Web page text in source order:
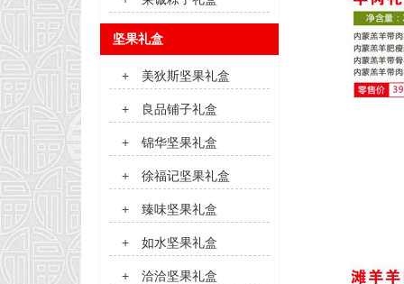
坚果礼盒
+ 美狄斯坚果礼盒
+ 良品铺子礼盒
+ 锦华坚果礼盒
+ 徐福记坚果礼盒
+ 臻味坚果礼盒
+ 如水坚果礼盒
+ 洽洽坚果礼盒